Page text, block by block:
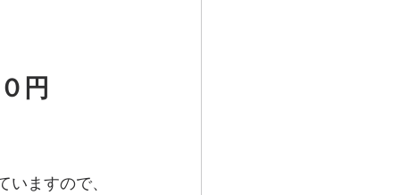
円
ますので、